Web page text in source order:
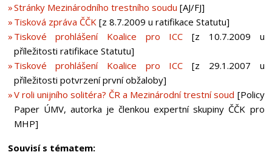
Stránky Mezinárodního trestního soudu [AJ/FJ]
Tisková zpráva ČČK [z 8.7.2009 u ratifikace Statutu]
Tiskové prohlášení Koalice pro ICC [z 10.7.2009 u
příležitosti ratifikace Statutu]
Tiskové prohlášení Koalice pro ICC [z 29.1.2007 u
příležitosti potvrzení první obžaloby]
V roli unijního solitéra? ČR a Mezinárodní trestní soud [Policy
Paper ÚMV, autorka je členkou expertní skupiny ČČK pro
MHP]
Souvisí s tématem: